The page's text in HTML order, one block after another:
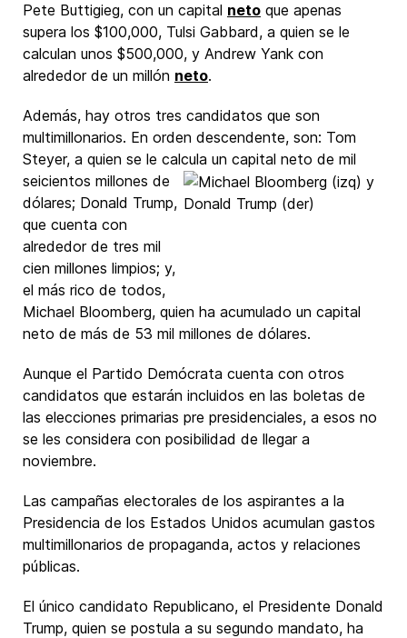
Pete Buttigieg, con un capital neto que apenas
supera los $100,000, Tulsi Gabbard, a quien se le
calculan unos $500,000, y Andrew Yank con
alrededor de un millón neto.
Además, hay otros tres candidatos que son
multimillonarios. En orden descendente, son: Tom
Steyer, a quien se le calcula un capital neto de mil
seicientos millones de
dólares; Donald Trump,
que cuenta con
alrededor de tres mil
cien millones limpios; y,
el más rico de todos,
Michael Bloomberg, quien ha acumulado un capital
neto de más de 53 mil millones de dólares.
Aunque el Partido Demócrata cuenta con otros
candidatos que estarán incluidos en las boletas de
las elecciones primarias pre presidenciales, a esos no
se les considera con posibilidad de llegar a
noviembre.
Las campañas electorales de los aspirantes a la
Presidencia de los Estados Unidos acumulan gastos
multimillonarios de propaganda, actos y relaciones
públicas.
El único candidato Republicano, el Presidente Donald
Trump, quien se postula a su segundo mandato, ha